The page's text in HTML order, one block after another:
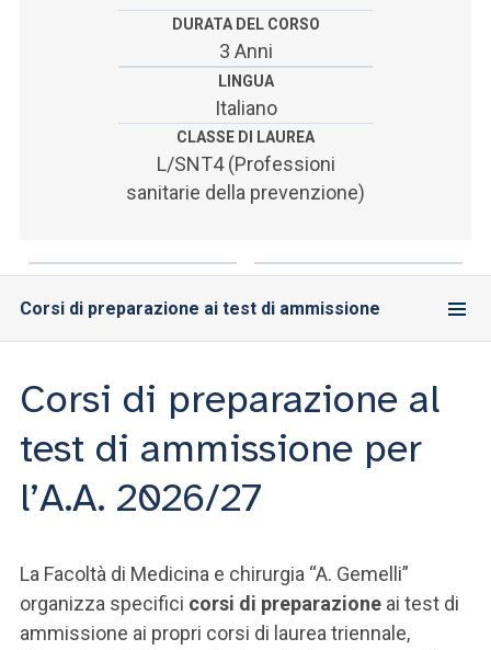
SEI UN DOCENTE O UN MEMBRO DELLO STAFF
ACCEDI A CLOUDMAIL
DURATA DEL CORSO
3 Anni
LINGUA
Italiano
CLASSE DI LAUREA
L/SNT4 (Professioni
sanitarie della prevenzione)
Corsi di preparazione ai test di ammissione
Corsi di preparazione al
test di ammissione per
l’A.A. 2026/27
La Facoltà di Medicina e chirurgia “A. Gemelli”
organizza specifici corsi di preparazione ai test di
ammissione ai propri corsi di laurea triennale,